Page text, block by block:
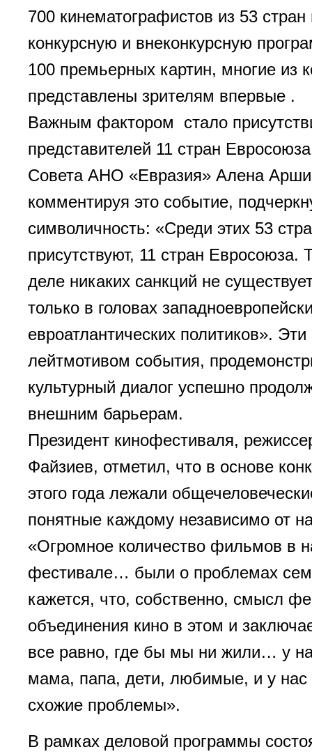
700 кинематографистов из 53
конкурсную и внеконкурсную
100 премьерных картин, многие из
представлены зрителям впервые .
Важным фактором стало
представителей 11 стран
Совета АНО «Евразия» Алена
комментируя это событие,
символичность: «Среди этих 53
присутствуют, 11 стран Евросоюза.
деле никаких санкций не
только в головах
евроатлантических политиков».
лейтмотивом события,
культурный диалог успешно
внешним барьерам.
Президент кинофестиваля,
Файзиев, отметил, что в основе
этого года лежали
понятные каждому независимо от
«Огромное количество фильмов в
фестивале… были о проблемах
кажется, что, собственно, смысл
объединения кино в этом и
все равно, где бы мы ни жили… у
мама, папа, дети, любимые, и у нас
схожие проблемы».
В рамках деловой программы